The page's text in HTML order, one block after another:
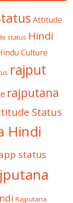
Attitude
status Hindi
Culture
rajput
rajputana
Status
Hindi
status
Rajputana